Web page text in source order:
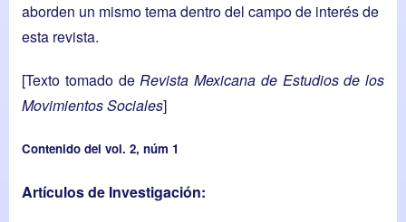
aborden un mismo tema dentro del campo de interés de
esta revista.
[Texto tomado deRevista Mexicana de Estudios de los
Movimientos Sociales]
Contenido del vol. 2, núm 1
Artículos de Investigación: